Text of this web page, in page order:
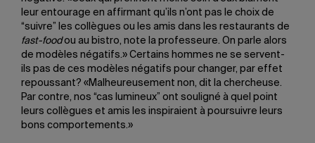
leur entourage en affirmant qu’ils n’ont pas le choix de
“suivre” les collègues ou les amis dans les restaurants de
fast-foodou au bistro, note la professeure. On parle alors
de modèles négatifs.» Certains hommes ne se servent-
ils pas de ces modèles négatifs pour changer, par effet
repoussant? «Malheureusement non, dit la chercheuse.
Par contre, nos “cas lumineux” ont souligné à quel point
leurs collègues et amis les inspiraient à poursuivre leurs
bons comportements.»